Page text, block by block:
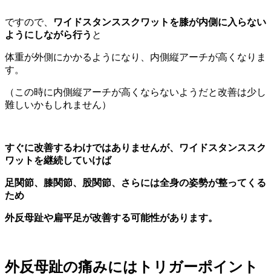
ですので、
ワイドスタンススクワットを膝が内側に入らない
ようにしながら行う と
体重が外側にかかるようになり、内側縦アーチが高くなりま
す。
（この時に内側縦アーチが高くならないようだと改善は少し
難しいかもしれません）
すぐに改善するわけではありませんが、ワイドスタンススク
ワットを継続していけば
足関節、膝関節、股関節、さらには全身の姿勢が整ってくる
ため
外反母趾や扁平足が改善する可能性があります。
外反母趾の痛みにはトリガーポイント